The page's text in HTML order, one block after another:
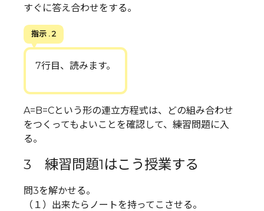
すぐに答え合わせをする。
指示 . 2
7行目、読みます。
A=B=Cという形の連立方程式は、どの組み合わせ
をつくってもよいことを確認して、練習問題に入
る。
3 練習問題1はこう授業する
問3を解かせる。
（１）出来たらノートを持ってこさせる。